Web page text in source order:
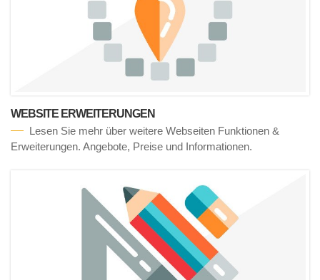
WEBSITE ERWEITERUNGEN
Lesen Sie mehr über weitere Webseiten Funktionen &
Erweiterungen. Angebote, Preise und Informationen.